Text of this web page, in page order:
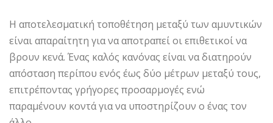
Η αποτελεσματική τοποθέτηση μεταξύ των αμυντικών
είναι απαραίτητη για να αποτραπεί οι επιθετικοί να
βρουν κενά. Ένας καλός κανόνας είναι να διατηρούν
απόσταση περίπου ενός έως δύο μέτρων μεταξύ τους,
επιτρέποντας γρήγορες προσαρμογές ενώ
παραμένουν κοντά για να υποστηρίζουν ο ένας τον